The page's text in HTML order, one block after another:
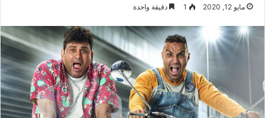
مايو 12, 2020 1 دقيقة واحدة